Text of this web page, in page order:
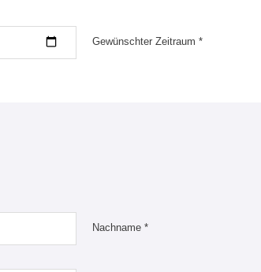
Gewünschter Zeitraum *
Nachname *